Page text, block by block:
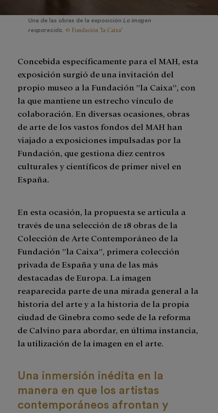
Una de las obras de la exposición La imagen
reaparecida. © Fundación "la Caixa"
Concebida específicamente para el MAH, esta
exposición surgió de una invitación del
propio museo a la Fundación ”la Caixa”, con
la que mantiene un estrecho vínculo de
colaboración. En diversas ocasiones, obras
de arte de los vastos fondos del MAH han
viajado a exposiciones impulsadas por la
Fundación, que gestiona diez centros
culturales y científicos de primer nivel en
España.
En esta ocasión, la propuesta se articula a
través de una selección de 18 obras de la
Colección de Arte Contemporáneo de la
Fundación ”la Caixa”, primera colección
privada de España y una de las más
destacadas de Europa. La imagen
reaparecida parte de una mirada general a la
historia del arte y a la historia de la propia
ciudad de Ginebra como sede de la reforma
de Calvino para abordar, en última instancia,
la utilización de la imagen en el arte.
Una inmersión inédita en la
manera en que los artistas
contemporáneos afrontan y